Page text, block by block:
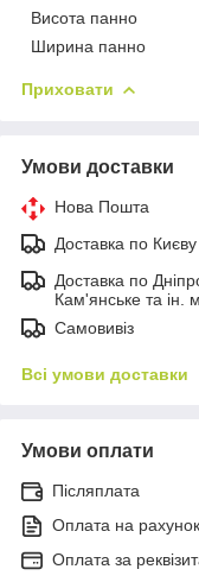
Висота панно
Ширина панно
Приховати
Умови доставки
Нова Пошта
Доставка по Києву
Доставка по
Кам'янське та ін.
Самовивіз
Всі умови доставки
Умови оплати
Післяплата
Оплата на рахунок
Оплата за